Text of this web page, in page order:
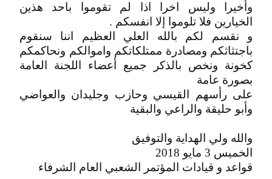
وأخيرا وليس اخرا اذا لم تقوموا باحد هذين
الخيارين فلا تلوموا إلا انفسكم .
و نقسم لكم بالله العلي العظيم اننا سنقوم
باجتثاثكم ومصادرة ممتلكاتكم واموالكم ونحاكمكم
كخونة ونخص بالذكر جميع أعضاء اللجنة العامة
بصورة عامة
على رأسهم القيسي وحازب وجليدان والعواضي
وأبو حليقة والراعي والبقية
والله ولي الهداية والتوفيق
الخميس 3 مايو 2018
قواعد و قيادات المؤتمر الشعبي العام الشرفاء